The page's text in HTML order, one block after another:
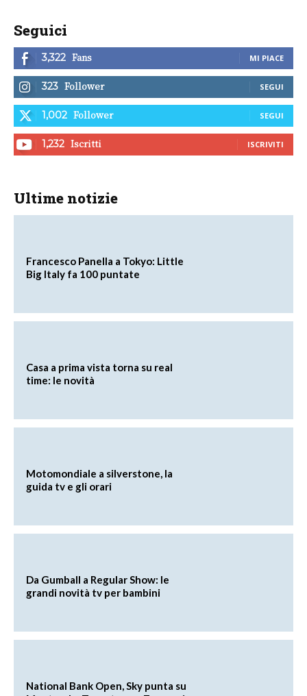
Seguici
3,322 Fans MI PIACE
323 Follower SEGUI
1,002 Follower SEGUI
1,232 Iscritti ISCRIVITI
Ultime notizie
Francesco Panella a Tokyo: Little
Big Italy fa 100 puntate
Casa a prima vista torna su real
time: le novità
Motomondiale a silverstone, la
guida tv e gli orari
Da Gumball a Regular Show: le
grandi novità tv per bambini
National Bank Open, Sky punta su